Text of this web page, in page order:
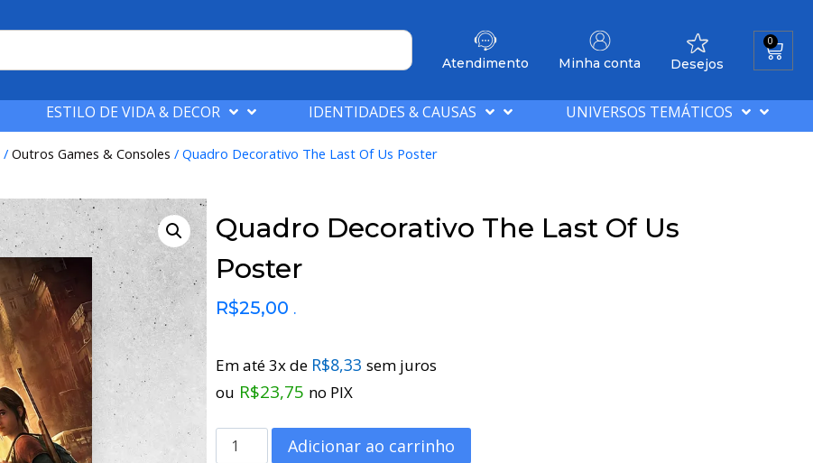
Atendimento Minha conta Desejos
0
ESTILO DE VIDA & DECOR IDENTIDADES & CAUSAS UNIVERSOS TEMÁTICOS
/ Outros Games & Consoles / Quadro Decorativo The Last Of Us Poster
Quadro Decorativo The Last Of Us
Poster
R$25,00 .
Em até 3x de R$8,33 sem juros
ou R$23,75 no PIX
Adicionar ao carrinho